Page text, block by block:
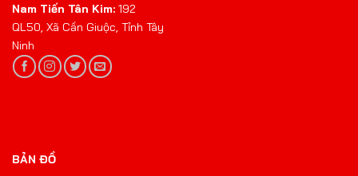
Nam Tiến Tân Kim: 192
QL50, Xã Cần Giuộc, Tỉnh Tây
Ninh
BẢN ĐỒ